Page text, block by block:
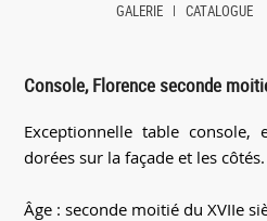
GALERIE CATALOGUE
Console, Florence seconde
Exceptionnelle table
dorées sur la façade et les
Âge : seconde moitié du XVIIe